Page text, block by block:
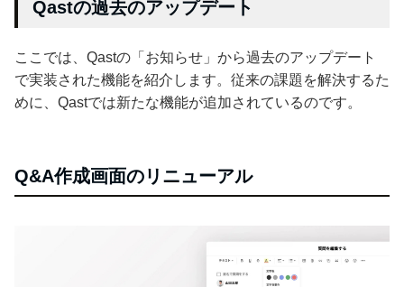
Qastの過去のアップデート
ここでは、Qastの「お知らせ」から過去のアップデート
で実装された機能を紹介します。従来の課題を解決するた
めに、Qastでは新たな機能が追加されているのです。
Q&A作成画面のリニューアル